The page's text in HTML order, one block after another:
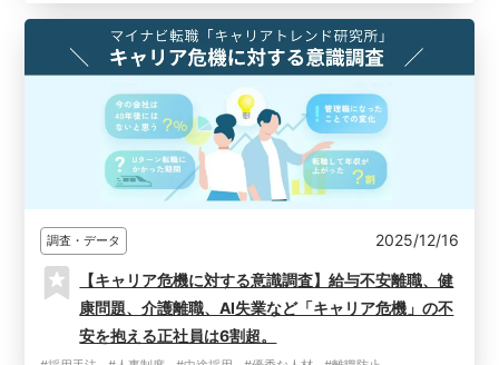
調査・データ 2025/12/16
【キャリア危機に対する意識調査】給与不安離職、健
康問題、介護離職、AI失業など「キャリア危機」の不
安を抱える正社員は6割超。